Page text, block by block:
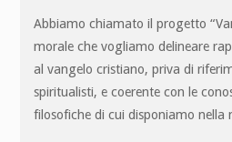
Abbiamo chiamato il progetto
morale che vogliamo delineare
al vangelo cristiano, priva di
spiritualisti, e coerente con le
filosofiche di cui disponiamo nella